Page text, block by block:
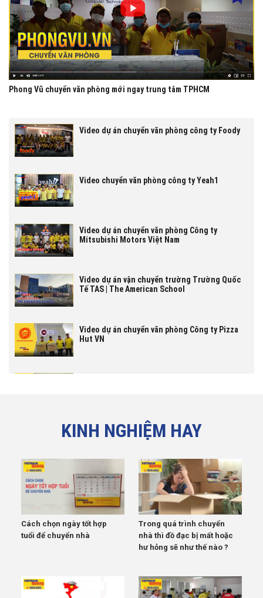
Phong Vũ chuyển văn phòng mới ngay trung tâm TPHCM
Video dự án chuyển văn phòng công ty Foody
Video chuyển văn phòng công ty Yeah1
Video dự án chuyển văn phòng Công ty
Mitsubishi Motors Việt Nam
Video dự án vận chuyển trường Trường Quốc
Tế TAS | The American School
Video dự án chuyển văn phòng Công ty Pizza
Hut VN
Video dự án chuyển văn phòng công ty
Vincommerce
KINH NGHIỆM HAY
Cách chọn ngày tốt hợp
tuổi để chuyển nhà
Trong quá trình chuyển
nhà thì đồ đạc bị mất hoặc
hư hỏng sẽ như thế nào ?